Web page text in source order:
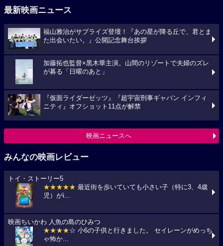
最新映画ニュース
福山雅治がサプライズ登壇！『あの星が降る丘で、君とま
た出会いたい。』公開記念舞台挨拶
加藤拓也監督×黒木華主演。山間のリゾートで夫婦のズレ
が募る「日曜のあと」
『仮面ライダーゼッツ』『超宇宙刑事ギャバン インフィ
ニティ』オフショット11点が解禁
映画ニュースへ
みんなの映画レビュー
トイ・ストーリー5
★★★★★ 最近街を歩いていても小さい子（特に3、4歳
児）がi...
映画ちいかわ 人魚の島のひみつ
★★★★☆ 小6の子供と行きました。 セイレーンがめっち
ゃ怖か...